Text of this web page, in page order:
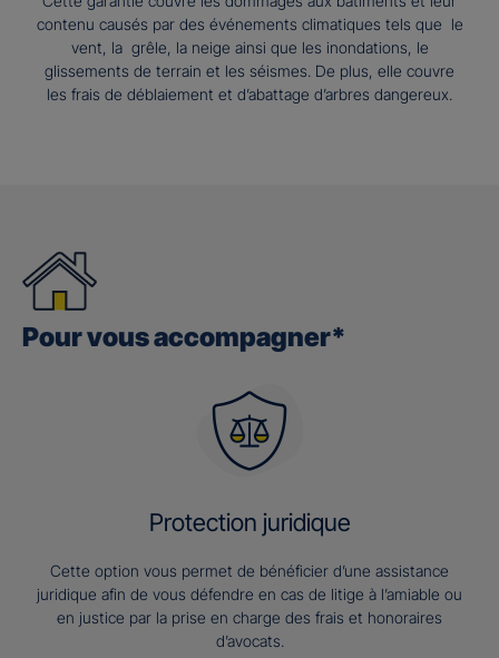
contenu causés par des événements climatiques tels que le
vent, la grêle, la neige ainsi que les inondations, le
glissements de terrain et les séismes. De plus, elle couvre
les frais de déblaiement et d’abattage d’arbres dangereux.
Pour vous accompagner*
Protection juridique
Cette option vous permet de bénéficier d’une assistance
juridique afin de vous défendre en cas de litige à l’amiable ou
en justice par la prise en charge des frais et honoraires
d’avocats.